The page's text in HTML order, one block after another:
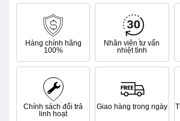
Hàng chính hãng
100%
Nhân viên tư vấn
nhiệt tình
Chính sách đổi trả
linh hoạt
Giao hàng trong ngày